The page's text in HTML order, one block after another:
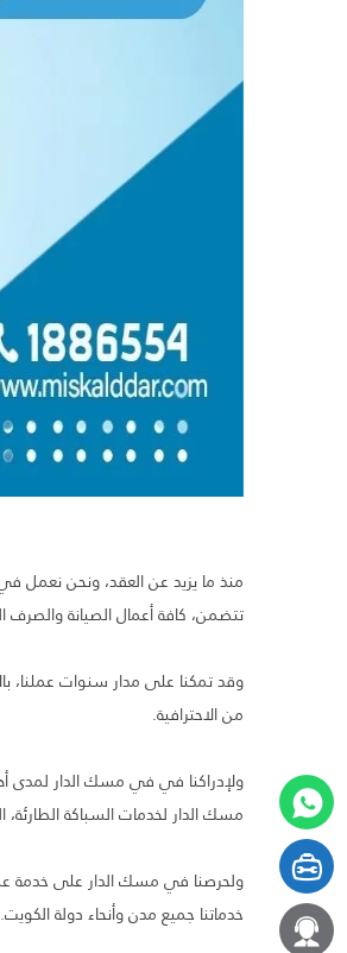
منذ ما يزيد عن العقد، ونحن نعمل
تتضمن، كافة أعمال الصيانة
وقد تمكنا على مدار سنوات عملنا،
من الاحترافية.
مسك الدار لخدمات السباكة
ولحرصنا في مسك الدار على خدمة
خدماتنا جميع مدن وأنحاء دولة الكويت.